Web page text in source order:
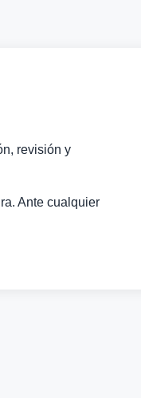
revisión y
Ante cualquier